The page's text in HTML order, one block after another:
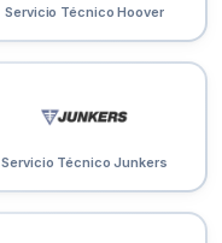
Servicio Técnico Hoover
Servicio Técnico Junkers